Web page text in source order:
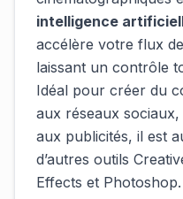
intelligence
accélère votre flux
laissant un contrôle
Idéal pour créer du
aux réseaux
aux publicités, il est
d’autres outils
Effects et Photoshop.